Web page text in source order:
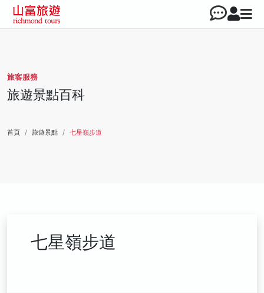
旅客服務
旅遊景點百科
首頁 旅遊景點 七星嶺步道
七星嶺步道